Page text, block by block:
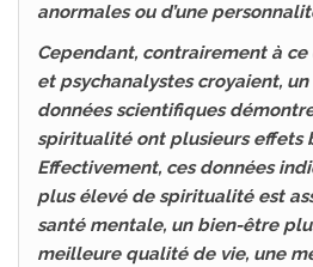
anormales ou d’une
Cependant, contrairement à ce
et psychanalystes croyaient,
données scientifiques
spiritualité ont plusieurs effets
Effectivement, ces données
plus élevé de spiritualité est
santé mentale, un bien-être
meilleure qualité de vie, une